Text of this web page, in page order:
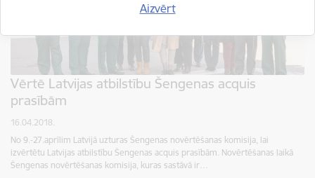
Aizvērt
Vērtē Latvijas atbilstību Šengenas acquis
prasībām
16.04.2018.
No 9.-27.aprīlim Latvijā uzturas Šengenas novērtēšanas komisija, lai
izvērtētu Latvijas atbilstību Šengenas acquis prasībām. Novērtēšanas laikā
Šengenas novērtēšanas komisija, kuras sastāvā ir…